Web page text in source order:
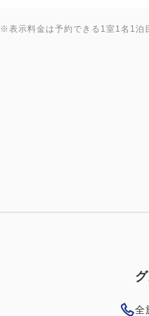
※表示料金は予約できる1室1名1泊
全